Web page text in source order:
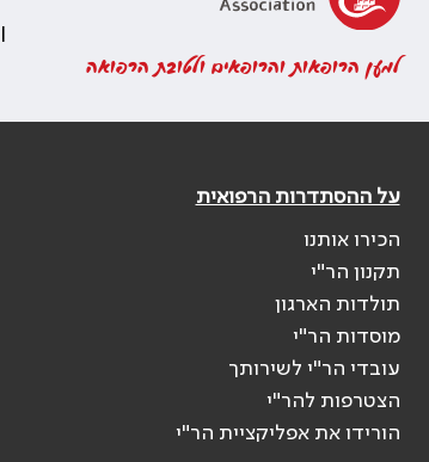
למען הרופאות והרופאים ולטובת הרפואה
על ההסתדרות הרפואית
הכירו אותנו
תקנון הר"י
תולדות הארגון
מוסדות הר"י
עובדי הר"י לשירותך
הצטרפות להר"י
הורידו את אפליקציית הר"י